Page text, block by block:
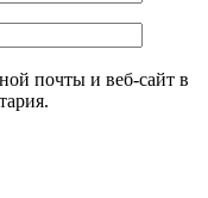
почты и веб-сайт в